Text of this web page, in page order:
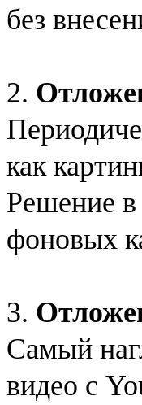
без
2.
как
Решение в
фоновых
3.
Самый
видео с